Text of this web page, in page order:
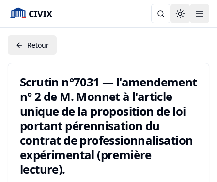
CIVIX Toggle
Retour
Scrutin n°7031 — l'amendement
n° 2 de M. Monnet à l'article
unique de la proposition de loi
portant pérennisation du
contrat de professionnalisation
expérimental (première
lecture).